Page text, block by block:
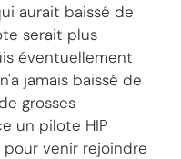
aurait baissé de
serait plus
éventuellement
jamais baissé de
grosses
un pilote HIP
venir rejoindre